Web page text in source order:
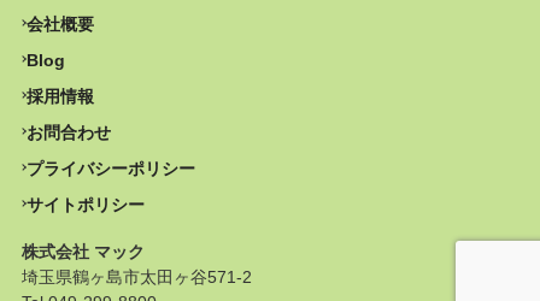
株式会社 マック
埼玉県鶴ヶ島市太田ヶ谷571-2
会社概要
Blog
採用情報
お問合わせ
プライバシーポリシー
サイトポリシー